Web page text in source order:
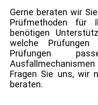
Gerne beraten wir
Prüfmethoden für
benötigen
welche Prüfungen
Prüfungen
Fragen Sie uns, wir
beraten.